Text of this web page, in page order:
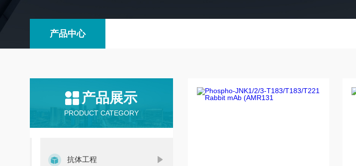
产品中心
产品展示
PRODUCT CATEGORY
抗体工程